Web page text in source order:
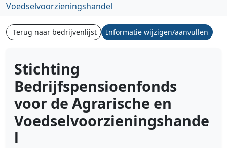
Voedselvoorzieningshandel
Terug naar bedrijvenlijst Informatie wijzigen/aanvullen
Stichting
Bedrijfspensioenfonds
voor de Agrarische en
Voedselvoorzieningshande
l